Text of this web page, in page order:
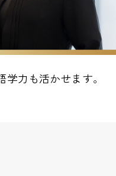
力も活かせます。